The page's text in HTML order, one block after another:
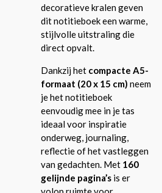
decoratieve kralen geven
dit notitieboek een warme,
stijlvolle uitstraling die
direct opvalt.
Dankzij het compacte A5-
formaat (20 x 15 cm) neem
je het notitieboek
eenvoudig mee in je tas
ideaal voor inspiratie
onderweg, journaling,
reflectie of het vastleggen
van gedachten. Met 160
gelijnde pagina’s is er